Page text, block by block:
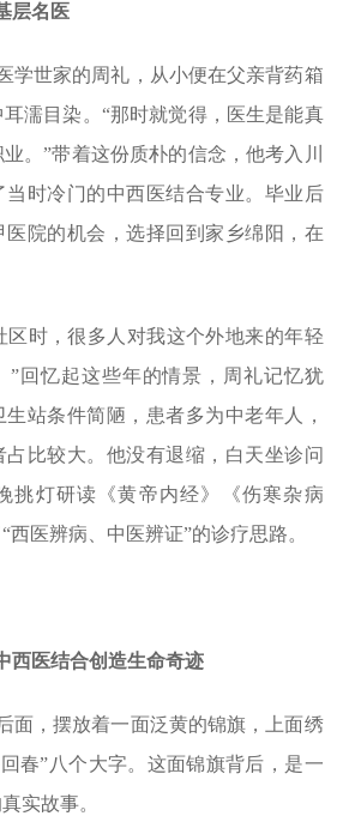
层名医
学世家的周礼，从小便在父亲背药箱
濡目染。“那时就觉得，医生是能真
。”带着这份质朴的信念，他考入川
当时冷门的中西医结合专业。毕业后
医院的机会，选择回到家乡绵阳，在
区时，很多人对我这个外地来的年轻
”回忆起这些年的情景，周礼记忆犹
站条件简陋，患者多为中老年人，
比较大。他没有退缩，白天坐诊问
挑灯研读《黄帝内经》《伤寒杂病
西医辨病、中医辨证”的诊疗思路。
西医结合创造生命奇迹
面，摆放着一面泛黄的锦旗，上面绣
春”八个大字。这面锦旗背后，是一
实故事。